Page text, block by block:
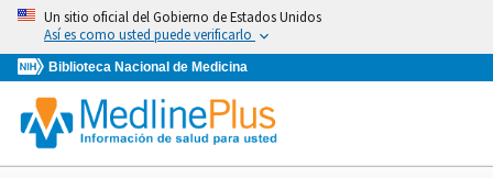
Omita
vaya
al
Contenido
Un sitio oficial del Gobierno de Estados Unidos
Así es como usted puede verificarlo
Biblioteca Nacional de Medicina